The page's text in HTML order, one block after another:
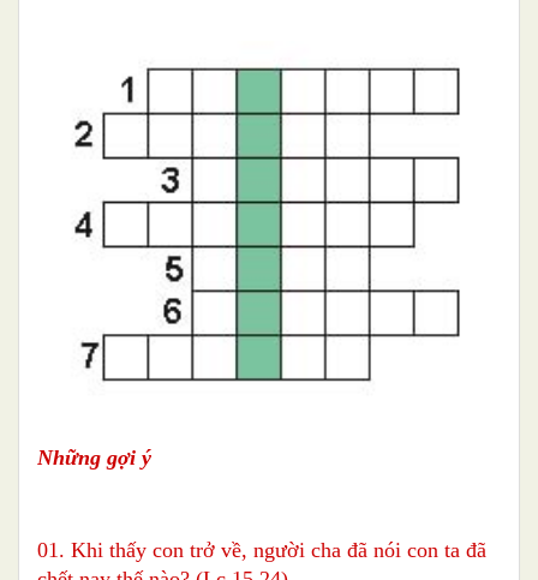
Những gợi ý
01. Khi thấy con trở về, người cha đã nói con ta đã